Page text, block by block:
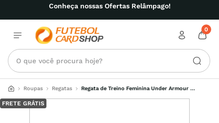
Conheça nossas Ofertas Relâmpago!
0
O que você procura hoje?
Roupas Regatas
Regata de Treino Feminina Under Armour
FRETE GRÁTIS